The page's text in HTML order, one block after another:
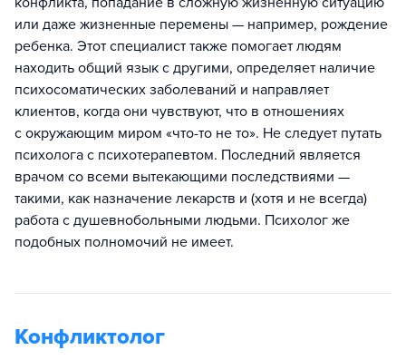
или даже жизненные перемены — например, рождение
ребенка. Этот специалист также помогает людям
находить общий язык с другими, определяет наличие
психосоматических заболеваний и направляет
клиентов, когда они чувствуют, что в отношениях
с окружающим миром «что-то не то». Не следует путать
психолога с психотерапевтом. Последний является
врачом со всеми вытекающими последствиями —
такими, как назначение лекарств и (хотя и не всегда)
работа с душевнобольными людьми. Психолог же
подобных полномочий не имеет.
Конфликтолог